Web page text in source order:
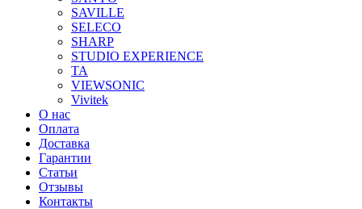
SAVILLE
SELECO
SHARP
STUDIO EXPERIENCE
TA
VIEWSONIC
Vivitek
О нас
Оплата
Доставка
Гарантии
Статьи
Отзывы
Контакты